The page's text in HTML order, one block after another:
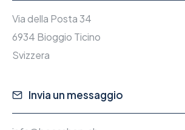
Via della Posta 34
6934 Bioggio Ticino
Svizzera
Invia un messaggio